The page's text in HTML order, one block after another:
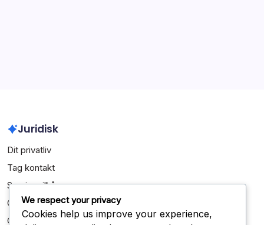
Juridisk
Dit privatliv
Tag kontakt
Servicevilkår
Cookieindstillinger
Om
We respect your privacy
Cookies help us improve your experience,